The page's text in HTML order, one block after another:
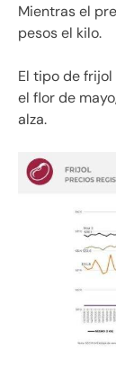
Mientras el
pesos el kilo.
El tipo de
el flor de
alza.